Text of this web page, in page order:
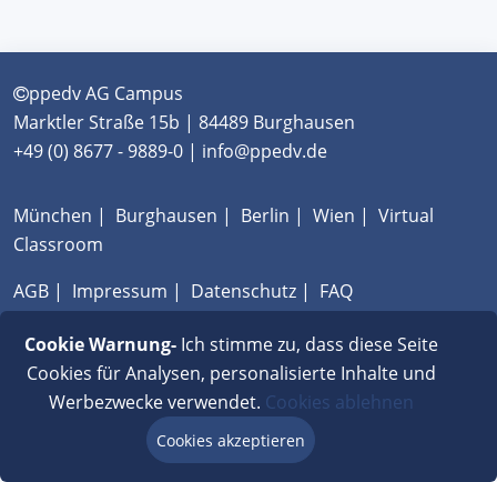
ppedv AG Campus
Marktler Straße 15b | 84489 Burghausen
+49 (0) 8677 - 9889-0 | info@ppedv.de
München | Burghausen | Berlin | Wien | Virtual
Classroom
AGB | Impressum | Datenschutz | FAQ
Cookie Warnung-Ich stimme zu, dass diese Seite
Cookies für Analysen, personalisierte Inhalte und
Werbezwecke verwendet. Cookies ablehnen
Cookies akzeptieren